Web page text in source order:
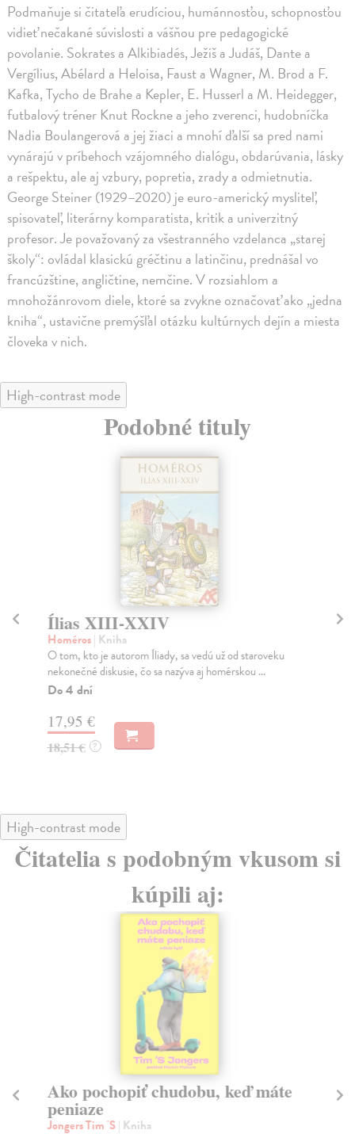
Podmaňuje si čitateľa erudíciou, humánnosťou, schopnosťou
vidieť nečakané súvislosti a vášňou pre pedagogické
povolanie. Sokrates a Alkibiadés, Ježiš a Judáš, Dante a
Vergílius, Abélard a Heloisa, Faust a Wagner, M. Brod a F.
Kafka, Tycho de Brahe a Kepler, E. Husserl a M. Heidegger,
futbalový tréner Knut Rockne a jeho zverenci, hudobníčka
Nadia Boulangerová a jej žiaci a mnohí ďalší sa pred nami
vynárajú v príbehoch vzájomného dialógu, obdarúvania, lásky
a rešpektu, ale aj vzbury, popretia, zrady a odmietnutia.
George Steiner (1929–2020) je euro-americký mysliteľ,
spisovateľ, literárny komparatista, kritik a univerzitný
profesor. Je považovaný za všestranného vzdelanca „starej
školy“: ovládal klasickú gréčtinu a latinčinu, prednášal vo
francúzštine, angličtine, nemčine. V rozsiahlom a
mnohožánrovom diele, ktoré sa zvykne označovať ako „jedna
kniha“, ustavične premýšľal otázku kultúrnych dejín a miesta
človeka v nich.
High-contrast mode
Podobné tituly
Ílias XIII-XXIV
Homéros| Kniha
O tom, kto je autorom Íliady, sa vedú už od staroveku
nekonečné diskusie, čo sa nazýva aj homérskou ...
Do 4 dní
17,95 €
18,51 € ?
High-contrast mode
Čitatelia s podobným vkusom si
kúpili aj:
Ako pochopiť chudobu, keď máte
peniaze
Jongers Tim 'S| Kniha